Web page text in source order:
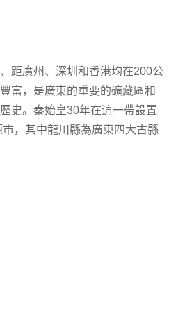
距廣州、深圳和香港均在200公
富，是廣東的重要的礦藏區和
史。秦始皇30年在這一帶設置
，其中龍川縣為廣東四大古縣